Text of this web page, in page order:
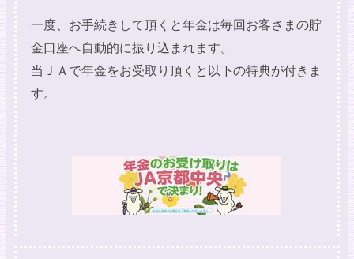
一度、お手続きして頂くと年金は毎回お客さまの貯
金口座へ自動的に振り込まれます。
当ＪＡで年金をお受取り頂くと以下の特典が付きま
す。